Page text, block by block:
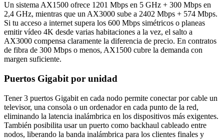
Un sistema AX1500 ofrece 1201 Mbps en 5 GHz + 300 Mbps en
2,4 GHz, mientras que un AX3000 sube a 2402 Mbps + 574 Mbps.
Si tu acceso a internet supera los 600 Mbps simétricos o planeas
emitir vídeo 4K desde varias habitaciones a la vez, el salto a
AX3000 compensa claramente la diferencia de precio. En contratos
de fibra de 300 Mbps o menos, AX1500 cubre la demanda con
margen suficiente.
Puertos Gigabit por unidad
Tener 3 puertos Gigabit en cada nodo permite conectar por cable un
televisor, una consola o un ordenador en cada punto de la red,
eliminando la latencia inalámbrica en los dispositivos más exigentes.
También posibilita usar un puerto como backhaul cableado entre
nodos, liberando la banda inalámbrica para los clientes finales y